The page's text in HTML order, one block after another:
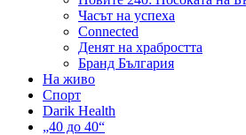
Часът на успеха
Connected
Денят на храбростта
Бранд България
На живо
Спорт
Darik Health
„40 до 40“